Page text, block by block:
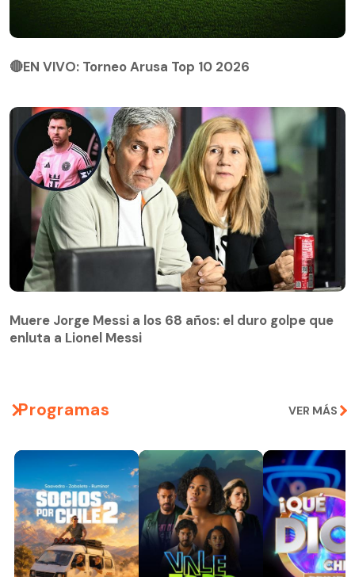
🔴EN VIVO: Torneo Arusa Top 10 2026
Muere Jorge Messi a los 68 años: el duro golpe que
enluta a Lionel Messi
Programas VER MÁS